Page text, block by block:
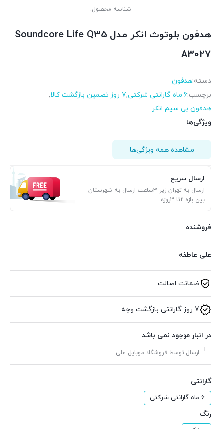
شناسه محصول:
هدفون بلوتوث انکر مدل Soundcore Life Q35
A3027
دسته:هدفون
برچسب:6 ماه گارانتی شرکتی ,۷ روز تضمین بازگشت کالا
,
هدفون بی سیم انکر
ویژگی‌ها
مشاهده همه ویژگی‌ها
ارسال سریع
ارسال به تهران زیر 3ساعت ارسال به شهرستان
بین بازه 2تا 3روزه
فروشنده
علی عاطفه
ضمانت اصالت
7 روز گارانتی بازگشت وجه
در انبار موجود نمی باشد
ارسال توسط فروشگاه موبایل علی
گارانتی
6 ماه گارانتی شرکتی
رنگ